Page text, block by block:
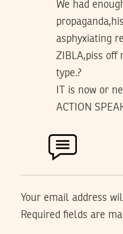
We had
propaganda,his
asphyxiating
ZIBLA,piss off
type.?
IT is now or
ACTION
Your email address
Required fields are